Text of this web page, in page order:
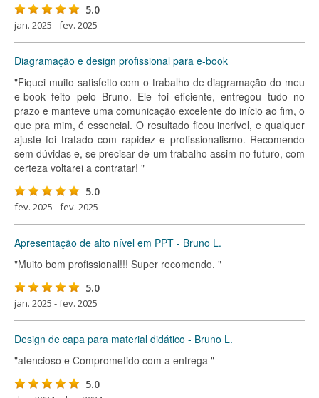
5.0
jan. 2025 - fev. 2025
Diagramação e design profissional para e-book
"Fiquei muito satisfeito com o trabalho de diagramação do meu
e-book feito pelo Bruno. Ele foi eficiente, entregou tudo no
prazo e manteve uma comunicação excelente do início ao fim, o
que pra mim, é essencial. O resultado ficou incrível, e qualquer
ajuste foi tratado com rapidez e profissionalismo. Recomendo
sem dúvidas e, se precisar de um trabalho assim no futuro, com
certeza voltarei a contratar! "
5.0
fev. 2025 - fev. 2025
Apresentação de alto nível em PPT - Bruno L.
"Muito bom profissional!!! Super recomendo. "
5.0
jan. 2025 - fev. 2025
Design de capa para material didático - Bruno L.
"atencioso e Comprometido com a entrega "
5.0